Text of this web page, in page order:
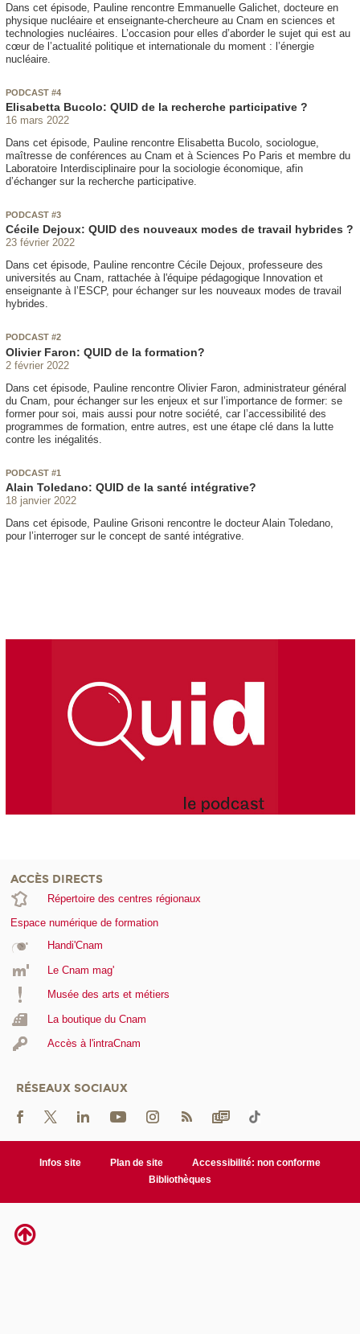
Dans cet épisode, Pauline rencontre Emmanuelle Galichet, docteure en
physique nucléaire et enseignante-chercheure au Cnam en sciences et
technologies nucléaires. L’occasion pour elles d’aborder le sujet qui est au
cœur de l’actualité politique et internationale du moment : l’énergie
nucléaire.
PODCAST #4
Elisabetta Bucolo: QUID de la recherche participative ?
16 mars 2022
Dans cet épisode, Pauline rencontre Elisabetta Bucolo, sociologue,
maîtresse de conférences au Cnam et à Sciences Po Paris et membre du
Laboratoire Interdisciplinaire pour la sociologie économique, afin
d’échanger sur la recherche participative.
PODCAST #3
Cécile Dejoux: QUID des nouveaux modes de travail hybrides ?
23 février 2022
Dans cet épisode, Pauline rencontre Cécile Dejoux, professeure des
universités au Cnam, rattachée à l'équipe pédagogique Innovation et
enseignante à l’ESCP, pour échanger sur les nouveaux modes de travail
hybrides.
PODCAST #2
Olivier Faron: QUID de la formation?
2 février 2022
Dans cet épisode, Pauline rencontre Olivier Faron, administrateur général
du Cnam, pour échanger sur les enjeux et sur l’importance de former: se
former pour soi, mais aussi pour notre société, car l’accessibilité des
programmes de formation, entre autres, est une étape clé dans la lutte
contre les inégalités.
PODCAST #1
Alain Toledano: QUID de la santé intégrative?
18 janvier 2022
Dans cet épisode, Pauline Grisoni rencontre le docteur Alain Toledano,
pour l’interroger sur le concept de santé intégrative.
ACCÈS DIRECTS
Répertoire des centres régionaux
Espace numérique de formation
Handi'Cnam
Le Cnam mag'
Musée des arts et métiers
La boutique du Cnam
Accès à l'intraCnam
RÉSEAUX SOCIAUX
Infos site Plan de site
Accessibilité: non conforme
Bibliothèques